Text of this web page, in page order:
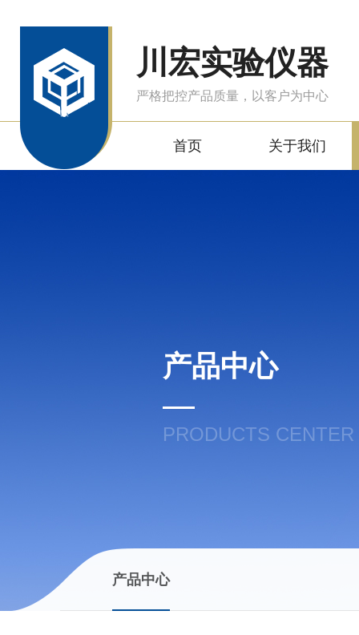
川宏实验仪器
严格把控产品质量，以客户为中心
首页 关于我们
产品中心
PRODUCTS CENTER
产品中心